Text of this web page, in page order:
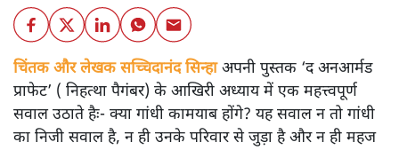
चिंतक और लेखक सच्चिदानंद सिन्हाअपनी पुस्तक ‘द अनआर्मड
प्राफेट’ ( निहत्था पैगंबर) के आखिरी अध्याय में एक महत्त्वपूर्ण
सवाल उठाते हैः- क्या गांधी कामयाब होंगे? यह सवाल न तो गांधी
का निजी सवाल है, न ही उनके परिवार से जुड़ा है और न ही महज